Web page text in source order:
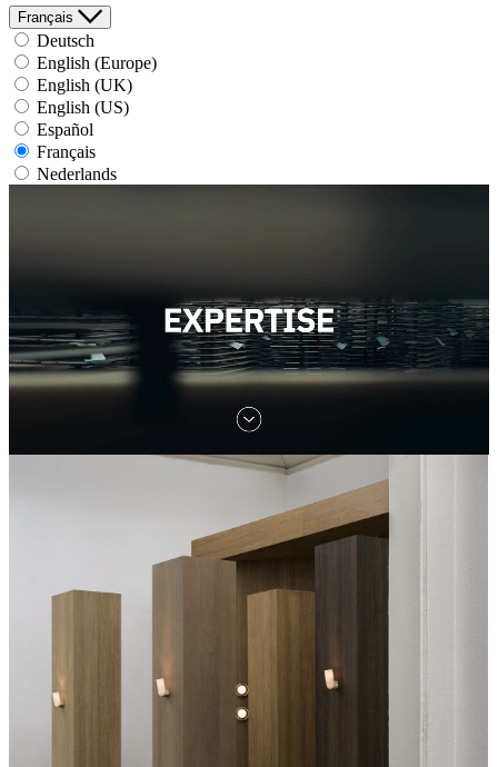
Français
Deutsch
English (Europe)
English (UK)
English (US)
Español
Français
Nederlands